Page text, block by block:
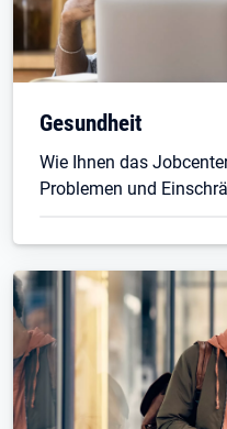
Gesundheit
Wie Ihnen das
Problemen und